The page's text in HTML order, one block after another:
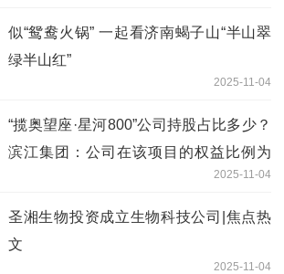
似“鸳鸯火锅” 一起看济南蝎子山“半山翠
绿半山红”
2025-11-04
“揽奥望座·星河800”公司持股占比多少？
滨江集团：公司在该项目的权益比例为
2025-11-04
圣湘生物投资成立生物科技公司|焦点热
文
2025-11-04